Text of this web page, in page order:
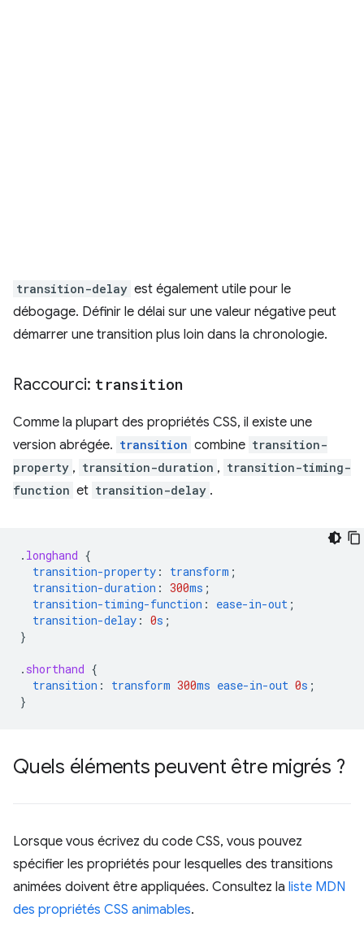
transition-delay est également utile pour le
débogage. Définir le délai sur une valeur négative peut
démarrer une transition plus loin dans la chronologie.
Raccourci: transition
Comme la plupart des propriétés CSS, il existe une
version abrégée. transition combine transition-
property , transition-duration , transition-timing-
function et transition-delay .
. longhand {
transition-property : transform ;
transition-duration : 300ms ;
transition-timing-function : ease-in-out ;
transition-delay : 0s ;
}
. shorthand {
transition : transform 300ms ease-in-out 0s ;
}
Quels éléments peuvent être migrés ?
Lorsque vous écrivez du code CSS, vous pouvez
spécifier les propriétés pour lesquelles des transitions
animées doivent être appliquées. Consultez la liste MDN
des propriétés CSS animables.